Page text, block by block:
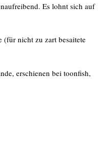
Es lohnt sich auf
(für nicht zu zart besaitete
erschienen bei toonfish,